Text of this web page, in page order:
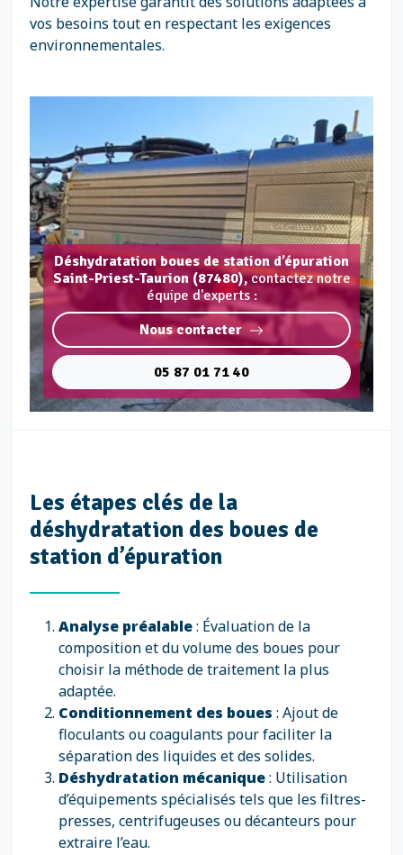
vos besoins tout en respectant les exigences
environnementales.
Déshydratation boues de station d’épuration
Saint-Priest-Taurion (87480),contactez notre
équipe d'experts :
Nous contacter
05 87 01 71 40
Les étapes clés de la
déshydratation des boues de
station d’épuration
Analyse préalable: Évaluation de la
composition et du volume des boues pour
choisir la méthode de traitement la plus
adaptée.
Conditionnement des boues : Ajout de
floculants ou coagulants pour faciliter la
séparation des liquides et des solides.
Déshydratation mécanique: Utilisation
d’équipements spécialisés tels que les filtres-
presses, centrifugeuses ou décanteurs pour
extraire l’eau.